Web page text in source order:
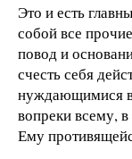
Это и есть
собой все
повод и
счесть себя
нуждающимися
вопреки всему,
Ему